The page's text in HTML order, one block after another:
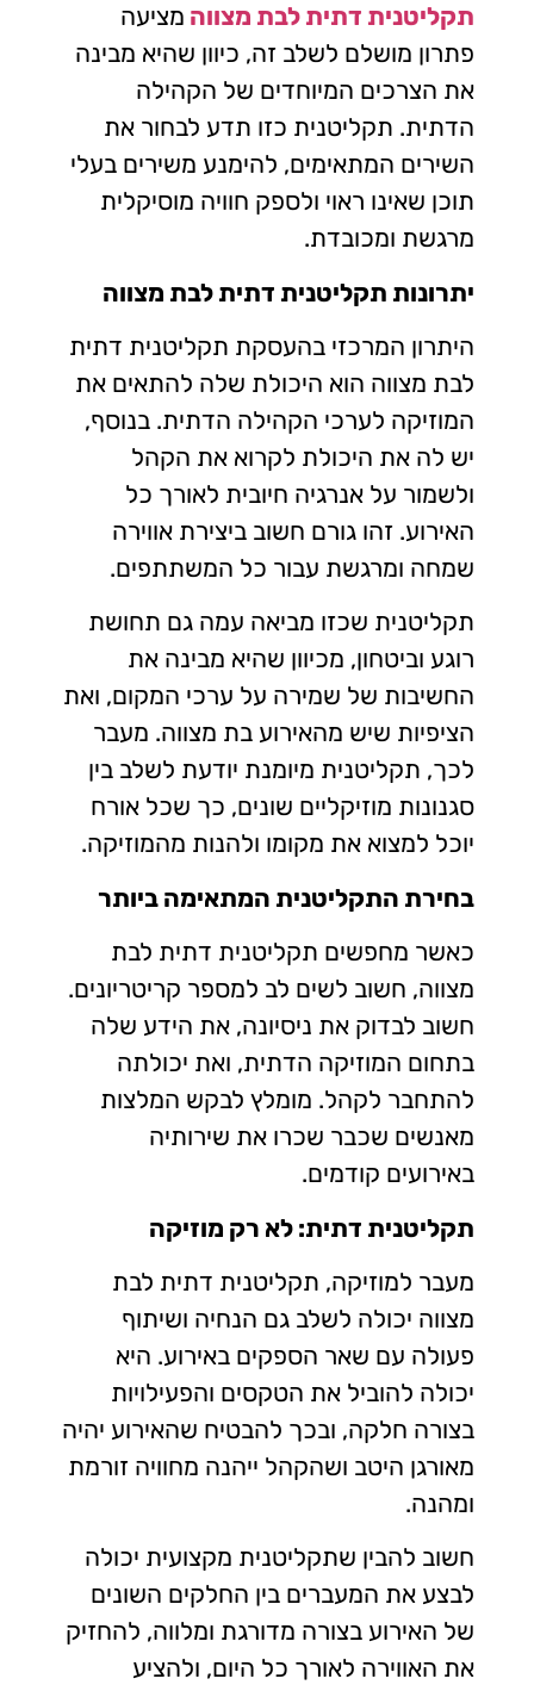
תקליטנית דתית לבת מצווה מציעה
פתרון מושלם לשלב זה, כיוון שהיא מבינה
את הצרכים המיוחדים של הקהילה
הדתית. תקליטנית כזו תדע לבחור את
השירים המתאימים, להימנע משירים בעלי
תוכן שאינו ראוי ולספק חוויה מוסיקלית
מרגשת ומכובדת.
יתרונות תקליטנית דתית לבת מצווה
היתרון המרכזי בהעסקת תקליטנית דתית
לבת מצווה הוא היכולת שלה להתאים את
המוזיקה לערכי הקהילה הדתית. בנוסף,
יש לה את היכולת לקרוא את הקהל
ולשמור על אנרגיה חיובית לאורך כל
האירוע. זהו גורם חשוב ביצירת אווירה
שמחה ומרגשת עבור כל המשתתפים.
תקליטנית שכזו מביאה עמה גם תחושת
רוגע וביטחון, מכיוון שהיא מבינה את
החשיבות של שמירה על ערכי המקום, ואת
הציפיות שיש מהאירוע בת מצווה. מעבר
לכך, תקליטנית מיומנת יודעת לשלב בין
סגנונות מוזיקליים שונים, כך שכל אורח
יוכל למצוא את מקומו ולהנות מהמוזיקה.
בחירת התקליטנית המתאימה ביותר
כאשר מחפשים תקליטנית דתית לבת
מצווה, חשוב לשים לב למספר קריטריונים.
חשוב לבדוק את ניסיונה, את הידע שלה
בתחום המוזיקה הדתית, ואת יכולתה
להתחבר לקהל. מומלץ לבקש המלצות
מאנשים שכבר שכרו את שירותיה
באירועים קודמים.
תקליטנית דתית: לא רק מוזיקה
מעבר למוזיקה, תקליטנית דתית לבת
מצווה יכולה לשלב גם הנחיה ושיתוף
פעולה עם שאר הספקים באירוע. היא
יכולה להוביל את הטקסים והפעילויות
בצורה חלקה, ובכך להבטיח שהאירוע יהיה
מאורגן היטב ושהקהל ייהנה מחוויה זורמת
ומהנה.
חשוב להבין שתקליטנית מקצועית יכולה
לבצע את המעברים בין החלקים השונים
של האירוע בצורה מדורגת ומלווה, להחזיק
את האווירה לאורך כל היום, ולהציע